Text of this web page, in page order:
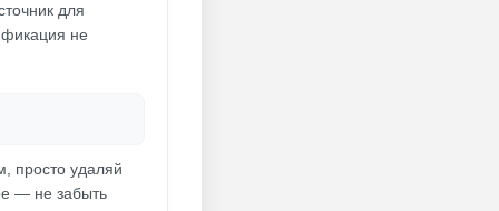
для
не
просто удаляй
— не забыть